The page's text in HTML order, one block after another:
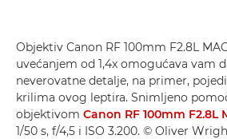
Objektiv Canon RF 100mm F2.8L
uvećanjem od 1,4x omogućava vam
neverovatne detalje, na primer,
krilima ovog leptira. Snimljeno
objektivom Canon RF 100mm F2.8L
1/50 s, f/4,5 i ISO 3.200. © Oliver